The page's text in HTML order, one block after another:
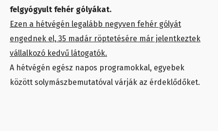
felgyógyult fehér gólyákat.
Ezen a hétvégén legalább negyven fehér gólyát
engednek el, 35 madár röptetésére már jelentkeztek
vállalkozó kedvű látogatók.
A hétvégén egész napos programokkal, egyebek
között solymászbemutatóval várják az érdeklődőket.